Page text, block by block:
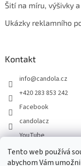
Tento web používá
abychom Vám
Šití na míru, výšivky
Ukázky reklamního
Kontakt
info@candola.cz
+420 283 853 242
Facebook
candolacz
YouTube